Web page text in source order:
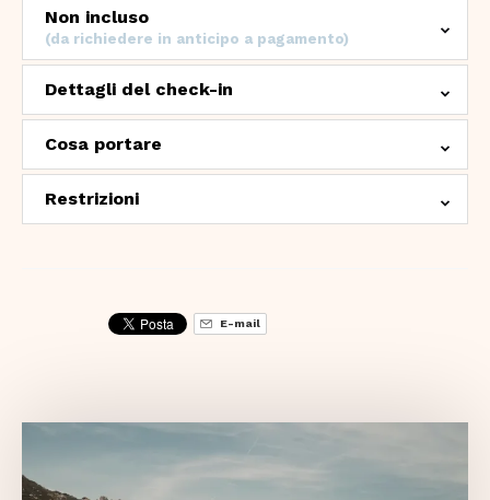
Non incluso
(da richiedere in anticipo a pagamento)
Dettagli del check-in
Cosa portare
Restrizioni
E-mail